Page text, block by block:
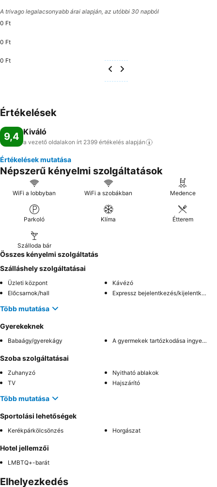
A trivago legalacsonyabb árai alapján, az utóbbi 30 napból
0 Ft
0 Ft
0 Ft
Értékelések
9,4 Kiváló
a vezető oldalakon írt 2399 értékelés alapján
Értékelések mutatása
Népszerű kényelmi szolgáltatások
WiFi a lobbyban WiFi a szobákban Medence
Parkoló Klíma Étterem
Szálloda bár
Összes kényelmi szolgáltatás
Szálláshely szolgáltatásai
Üzleti központ
Kávézó
Előcsarnok/hall
Expressz bejelentkezés/kijelentkezés
Több mutatása
Gyerekeknek
Babaágy/gyerekágy A gyermekek tartózkodása ingyenes
Szoba szolgáltatásai
Zuhanyzó
Nyitható ablakok
TV
Hajszárító
Több mutatása
Sportolási lehetőségek
Kerékpárkölcsönzés Horgászat
Hotel jellemzői
LMBTQ+-barát
Elhelyezkedés